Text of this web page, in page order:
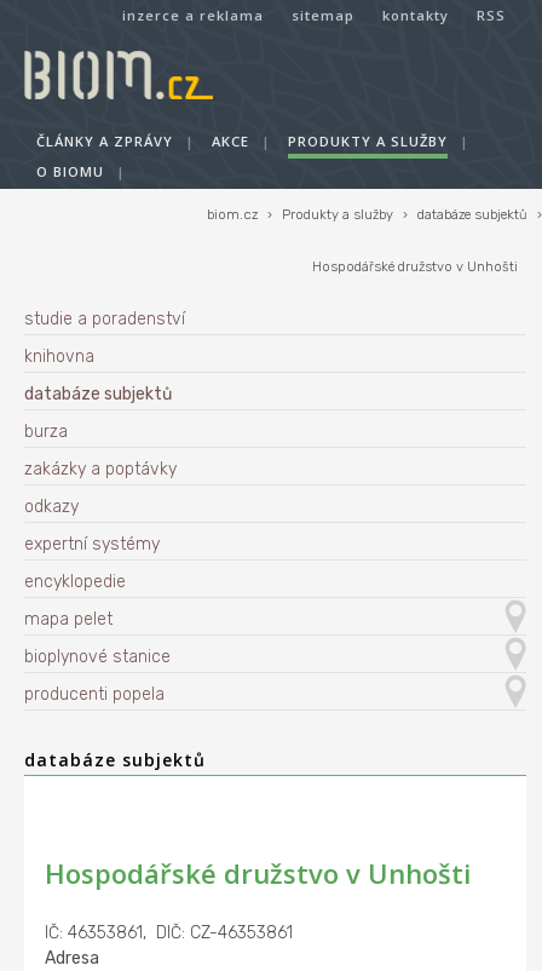
inzerce a reklama sitemap kontakty RSS
ČLÁNKY A ZPRÁVY | AKCE | PRODUKTY A SLUŽBY
|
O BIOMU
|
biom.cz › Produkty a služby › databáze subjektů ›
Hospodářské družstvo v Unhošti
studie a poradenství
knihovna
databáze subjektů
burza
zakázky a poptávky
odkazy
expertní systémy
encyklopedie
mapa pelet
bioplynové stanice
producenti popela
databáze subjektů
Hospodářské družstvo v Unhošti
IČ: 46353861, DIČ: CZ-46353861
Adresa